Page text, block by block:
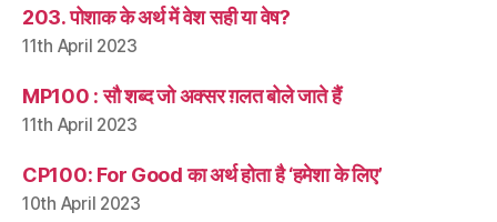
203. पोशाक के अर्थ में वेश सही या वेष?
11th April 2023
MP100 : सौ शब्द जो अक्सर ग़लत बोले जाते हैं
11th April 2023
CP100: For Good का अर्थ होता है ‘हमेशा के लिए’
10th April 2023